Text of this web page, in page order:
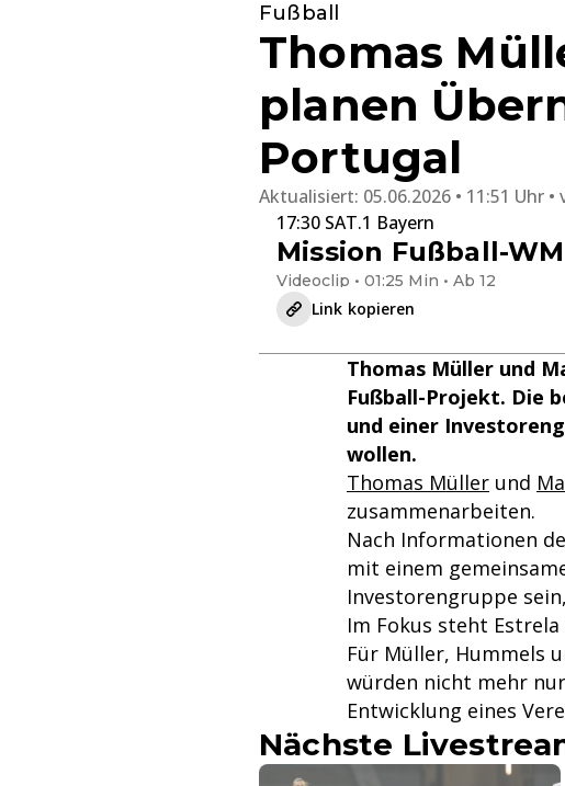
Fußball
Thomas
planen
Portugal
Aktualisiert: 05.06.2026 • 11:51 Uhr
17:30 SAT.1 Bayern
Mission Fußball-
Videoclip • 01:25 Min • Ab 12
Link kopieren
Thomas Müller und
Fußball-Projekt. Die
und einer
wollen.
Thomas Müller und
zusammenarbeiten.
Nach Informationen
mit einem
Investorengruppe
Im Fokus steht
Für Müller, Hummels
würden nicht mehr
Entwicklung eines
Nächste